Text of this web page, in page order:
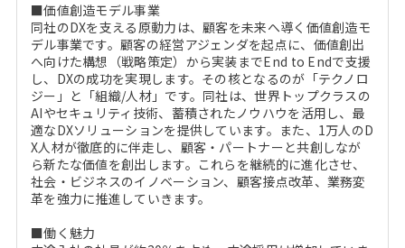
■価値創造モデル事業
同社のDXを支える原動力は、顧客を未来へ導く価値創造モ
デル事業です。顧客の経営アジェンダを起点に、価値創出
へ向けた構想（戦略策定）から実装までEnd to Endで支援
し、DXの成功を実現します。その核となるのが「テクノロ
ジー」と「組織/人材」です。同社は、世界トップクラスの
AIやセキュリティ技術、蓄積されたノウハウを活用し、最
適なDXソリューションを提供しています。また、1万人のD
X人材が徹底的に伴走し、顧客・パートナーと共創しなが
ら新たな価値を創出します。これらを継続的に進化させ、
社会・ビジネスのイノベーション、顧客接点改革、業務変
革を強力に推進していきます。
■働く魅力